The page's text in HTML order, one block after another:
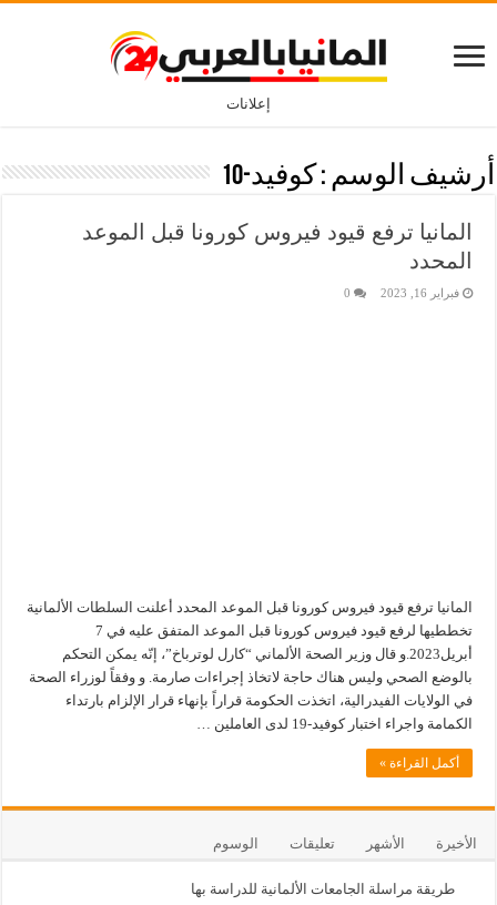
إعلانات
أرشيف الوسم : كوفيد-10
المانيا ترفع قيود فيروس كورونا قبل الموعد
المحدد
فبراير 16, 2023 0
المانيا ترفع قيود فيروس كورونا قبل الموعد المحدد أعلنت السلطات الألمانية
تخططيها لرفع قيود فيروس كورونا قبل الموعد المتفق عليه في 7
أبريل2023.و قال وزير الصحة الألماني “كارل لوترباخ”، إنّه يمكن التحكم
بالوضع الصحي وليس هناك حاجة لاتخاذ إجراءات صارمة. و وفقاً لوزراء الصحة
في الولايات الفيدرالية، اتخذت الحكومة قراراً بإنهاء قرار الإلزام بارتداء
الكمامة واجراء اختبار كوفيد-19 لدى العاملين …
أكمل القراءة »
الأخيرة الأشهر تعليقات الوسوم
طريقة مراسلة الجامعات الألمانية للدراسة بها